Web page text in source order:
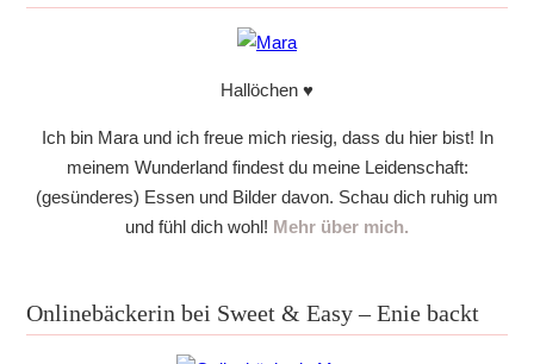
Hallöchen ♥
Ich bin Mara und ich freue mich riesig, dass du hier bist! In
meinem Wunderland findest du meine Leidenschaft:
(gesünderes) Essen und Bilder davon. Schau dich ruhig um
und fühl dich wohl! Mehr über mich.
Onlinebäckerin bei Sweet & Easy – Enie backt